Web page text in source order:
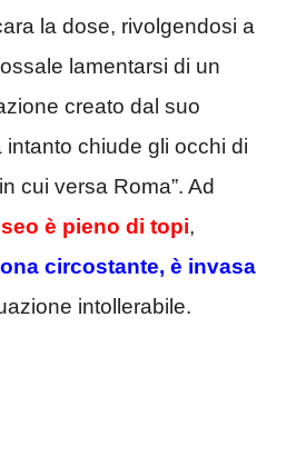
la dose, rivolgendosi a
lamentarsi di un
creato dal suo
intanto chiude gli occhi di
cui versa Roma”. Ad
è pieno di topi,
circostante, è invasa
intollerabile.